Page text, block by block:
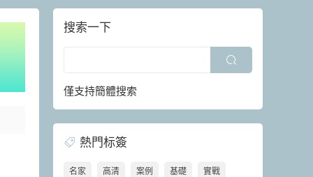
搜索一下
僅支持簡體搜索
熱門标簽
名家 高清 案例 基礎 實戰